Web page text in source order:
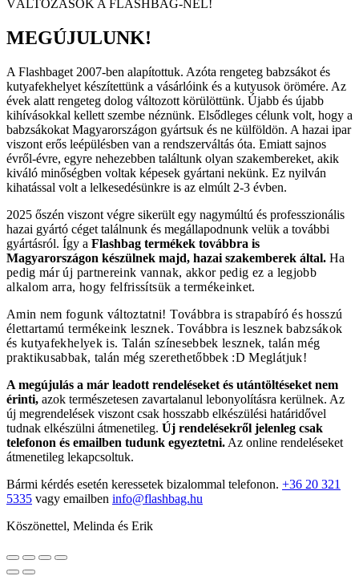
VÁLTOZÁSOK A FLASHBAG-NÉL!
MEGÚJULUNK!
A Flashbaget 2007-ben alapítottuk. Azóta rengeteg babzsákot és
kutyafekhelyet készítettünk a vásárlóink és a kutyusok örömére. Az
évek alatt rengeteg dolog változott körülöttünk. Újabb és újabb
kihívásokkal kellett szembe néznünk. Elsődleges célunk volt, hogy a
babzsákokat Magyarországon gyártsuk és ne külföldön. A hazai ipar
viszont erős leépülésben van a rendszerváltás óta. Emiatt sajnos
évről-évre, egyre nehezebben találtunk olyan szakembereket, akik
kiváló minőségben voltak képesek gyártani nekünk. Ez nyilván
kihatással volt a lelkesedésünkre is az elmúlt 2-3 évben.
2025 őszén viszont végre sikerült egy nagymúltú és professzionális
hazai gyártó céget találnunk és megállapodnunk velük a további
gyártásról. Így a Flashbag termékek továbbra is
Magyarországon készülnek majd, hazai szakemberek által. Ha
pedig már új partnereink vannak, akkor pedig ez a legjobb
alkalom arra, hogy felfrissítsük a termékeinket.
Amin nem fogunk változtatni! Továbbra is strapabíró és hosszú
élettartamú termékeink lesznek. Továbbra is lesznek babzsákok
és kutyafekhelyek is. Talán színesebbek lesznek, talán még
praktikusabbak, talán még szerethetőbbek :D Meglátjuk!
A megújulás a már leadott rendeléseket és utántöltéseket nem
érinti, azok természetesen zavartalanul lebonyolításra kerülnek. Az
új megrendelések viszont csak hosszabb elkészülési határidővel
tudnak elkészülni átmenetileg. Új rendelésekről jelenleg csak
telefonon és emailben tudunk egyeztetni. Az online rendeléseket
átmenetileg lekapcsoltuk.
Bármi kérdés esetén keressetek bizalommal telefonon. +36 20 321
5335 vagy emailben info@flashbag.hu
Köszönettel, Melinda és Erik